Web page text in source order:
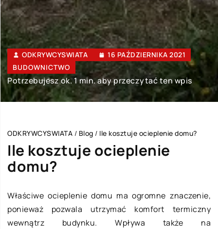
ODKRYWCYSWIATA
16 PAŹDZIERNIKA 2021
BUDOWNICTWO
Potrzebujesz ok. 1 min. aby przeczytać ten wpis
ODKRYWCYSWIATA / Blog / Ile kosztuje ocieplenie domu?
Ile kosztuje ocieplenie
domu?
Właściwe ocieplenie domu ma ogromne znaczenie,
ponieważ pozwala utrzymać komfort termiczny
wewnątrz budynku. Wpływa także na